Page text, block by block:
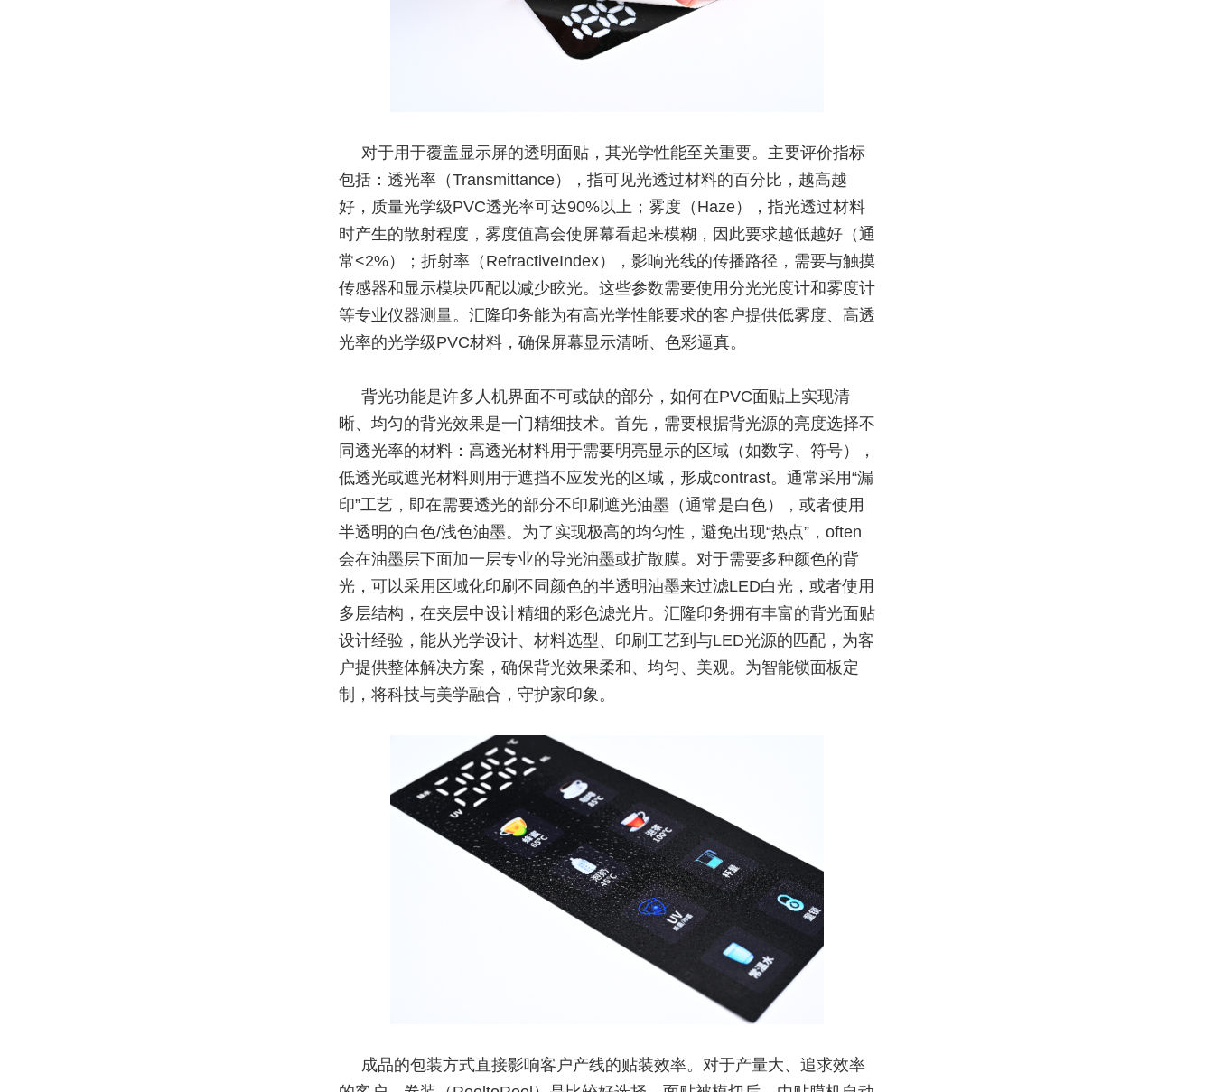
对于用于覆盖显示屏的透明面贴，其光学性能至关重要。主要评价指标
包括：透光率（Transmittance），指可见光透过材料的百分比，越高越
好，质量光学级PVC透光率可达90%以上；雾度（Haze），指光透过材料
时产生的散射程度，雾度值高会使屏幕看起来模糊，因此要求越低越好（通
常<2%）；折射率（RefractiveIndex），影响光线的传播路径，需要与触摸
传感器和显示模块匹配以减少眩光。这些参数需要使用分光光度计和雾度计
等专业仪器测量。汇隆印务能为有高光学性能要求的客户提供低雾度、高透
光率的光学级PVC材料，确保屏幕显示清晰、色彩逼真。
背光功能是许多人机界面不可或缺的部分，如何在PVC面贴上实现清
晰、均匀的背光效果是一门精细技术。首先，需要根据背光源的亮度选择不
同透光率的材料：高透光材料用于需要明亮显示的区域（如数字、符号），
低透光或遮光材料则用于遮挡不应发光的区域，形成contrast。通常采用“漏
印”工艺，即在需要透光的部分不印刷遮光油墨（通常是白色），或者使用
半透明的白色/浅色油墨。为了实现极高的均匀性，避免出现“热点”，often
会在油墨层下面加一层专业的导光油墨或扩散膜。对于需要多种颜色的背
光，可以采用区域化印刷不同颜色的半透明油墨来过滤LED白光，或者使用
多层结构，在夹层中设计精细的彩色滤光片。汇隆印务拥有丰富的背光面贴
设计经验，能从光学设计、材料选型、印刷工艺到与LED光源的匹配，为客
户提供整体解决方案，确保背光效果柔和、均匀、美观。为智能锁面板定
制，将科技与美学融合，守护家印象。
成品的包装方式直接影响客户产线的贴装效率。对于产量大、追求效率